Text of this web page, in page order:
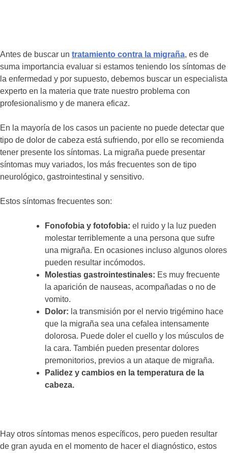
Antes de buscar un tratamiento contra la migraña, es de
suma importancia evaluar si estamos teniendo los síntomas de
la enfermedad y por supuesto, debemos buscar un especialista
experto en la materia que trate nuestro problema con
profesionalismo y de manera eficaz.
En la mayoría de los casos un paciente no puede detectar que
tipo de dolor de cabeza está sufriendo, por ello se recomienda
tener presente los síntomas. La migraña puede presentar
síntomas muy variados, los más frecuentes son de tipo
neurológico, gastrointestinal y sensitivo.
Estos síntomas frecuentes son:
Fonofobia y fotofobia: el ruido y la luz pueden
molestar terriblemente a una persona que sufre
una migraña. En ocasiones incluso algunos olores
pueden resultar incómodos.
Molestias gastrointestinales: Es muy frecuente
la aparición de nauseas, acompañadas o no de
vomito.
Dolor: la transmisión por el nervio trigémino hace
que la migraña sea una cefalea intensamente
dolorosa. Puede doler el cuello y los músculos de
la cara. También pueden presentar dolores
premonitorios, previos a un ataque de migraña.
Palidez y cambios en la temperatura de la
cabeza.
Hay otros síntomas menos específicos, pero pueden resultar
de gran ayuda en el momento de hacer el diagnóstico, estos